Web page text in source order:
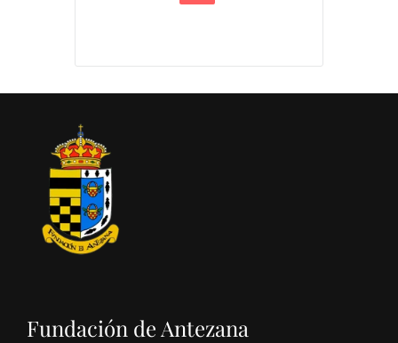
Fundación de Antezana